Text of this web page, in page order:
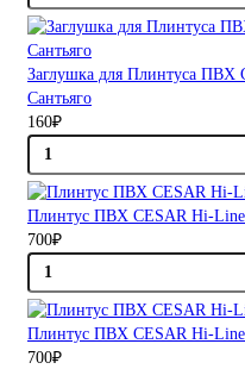
Заглушка для Плинтуса ПВХ
Сантьяго
160₽
Плинтус ПВХ CESAR Hi-Line
700₽
Плинтус ПВХ CESAR Hi-Line
700₽